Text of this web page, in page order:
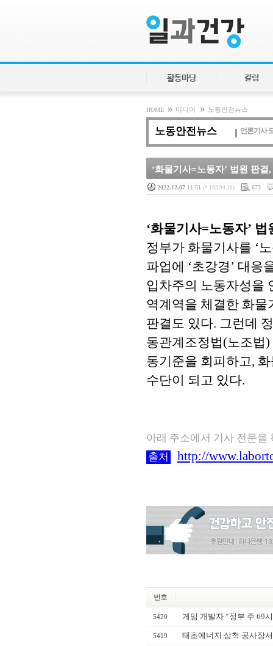
활동마당 칼럼
HOME » 미디어 » 노동안전뉴스
노동안전뉴스 언론기사
‘화물기사=노동자’ 법원 판
2022.12.07 11:51 (*.193.94.16) 673
‘화물기사=노동자’
정부가 화물기사를 ‘
파업에 ‘초강경’ 대응
입차주의 노동자성을
역계역을 체결한 화
판결도 있다. 그런데
동관계조정법(노조법
동기준을 회피하고,
수단이 되고 있다.
아래 주소에서 기사 전문
출처
http://
번호
5420 게임 개발자 “정부 주 69
5419 태초에너지 삼척 공사장